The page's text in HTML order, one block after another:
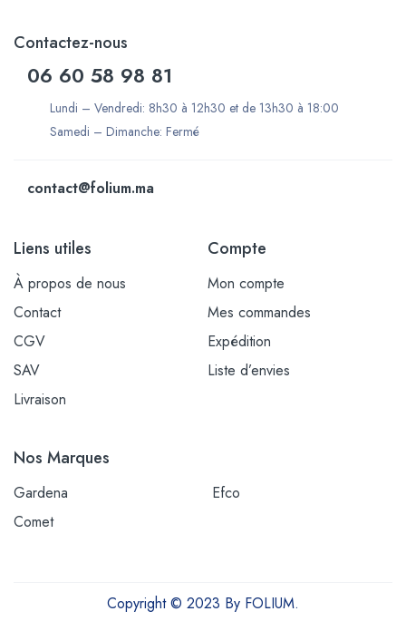
Contactez-nous
06 60 58 98 81
Lundi – Vendredi: 8h30 à 12h30 et de 13h30 à 18:00
Samedi – Dimanche: Fermé
contact@folium.ma
Liens utiles
À propos de nous
Contact
CGV
SAV
Livraison
Compte
Mon compte
Mes commandes
Expédition
Liste d’envies
Nos Marques
Gardena
Efco
Comet
Copyright © 2023 By FOLIUM.